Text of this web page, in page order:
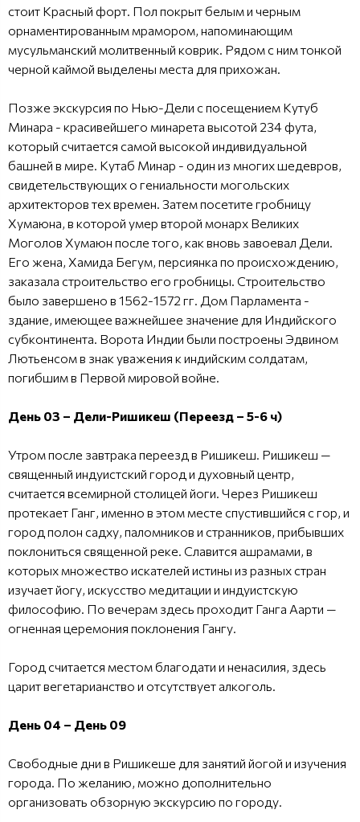
стоит Красный форт. Пол покрыт белым и черным
орнаментированным мрамором, напоминающим
мусульманский молитвенный коврик. Рядом с ним тонкой
черной каймой выделены места для прихожан.
Позже экскурсия по Нью-Дели с посещением Кутуб
Минара - красивейшего минарета высотой 234 фута,
который считается самой высокой индивидуальной
башней в мире. Кутаб Минар - один из многих шедевров,
свидетельствующих о гениальности могольских
архитекторов тех времен. Затем посетите гробницу
Хумаюна, в которой умер второй монарх Великих
Моголов Хумаюн после того, как вновь завоевал Дели.
Его жена, Хамида Бегум, персиянка по происхождению,
заказала строительство его гробницы. Строительство
было завершено в 1562-1572 гг. Дом Парламента -
здание, имеющее важнейшее значение для Индийского
субконтинента. Ворота Индии были построены Эдвином
Лютьенсом в знак уважения к индийским солдатам,
погибшим в Первой мировой войне.
День 03 – Дели-Ришикеш (Переезд – 5-6 ч)
Утром после завтрака переезд в Ришикеш. Ришикеш —
священный индуистский город и духовный центр,
считается всемирной столицей йоги. Через Ришикеш
протекает Ганг, именно в этом месте спустившийся с гор, и
город полон садху, паломников и странников, прибывших
поклониться священной реке. Славится ашрамами, в
которых множество искателей истины из разных стран
изучает йогу, искусство медитации и индуистскую
философию. По вечерам здесь проходит Ганга Аарти —
огненная церемония поклонения Гангу.
Город считается местом благодати и ненасилия, здесь
царит вегетарианство и отсутствует алкоголь.
День 04 – День 09
Свободные дни в Ришикеше для занятий йогой и изучения
города. По желанию, можно дополнительно
организовать обзорную экскурсию по городу.